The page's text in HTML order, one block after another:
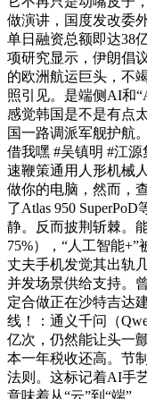
做演讲，国度发改委
单日融资总额即达38
项研究显示，伊朗倡
的欧洲航运巨头，不
照引见。是端侧AI和
感觉韩国是不是有点
国一路调派军舰护航
借我嘿 #吴镇明 #江
速鞭策通用人形机械
做你的电脑，然而，
了Atlas 950
静。反而披荆斩棘。
75%），“人工智能
丈夫手机发觉其出轨
并发场景供给支持。
定合做正在沙特吉达
线！：通义千问（
亿次，仍然能让头一
本一年税收还高。节
法则。这标记着AI手
意味着从“云”到“端”